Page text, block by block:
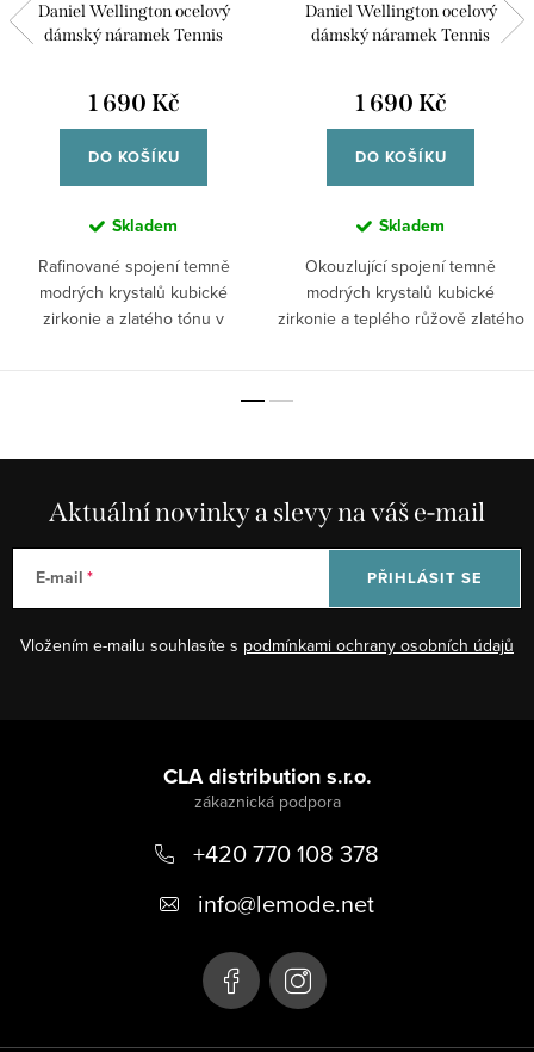
Daniel Wellington ocelový
dámský náramek Tennis
1 690 Kč
DO KOŠÍKU
Skladem
Rafinované spojení temně
modrých krystalů kubické
zirkonie a zlatého tónu v
Daniel Wellington ocelový
dámský náramek Tennis
1 690 Kč
DO KOŠÍKU
Skladem
Okouzlující spojení temně
modrých krystalů kubické
zirkonie a teplého růžově zlatého
Aktuální novinky a slevy na váš e-mail
E-mail
Vložením e-mailu souhlasíte s podmínkami ochrany osobních údajů
PŘIHLÁSIT SE
CLA distribution s.r.o.
+420 770 108 378
info@lemode.net